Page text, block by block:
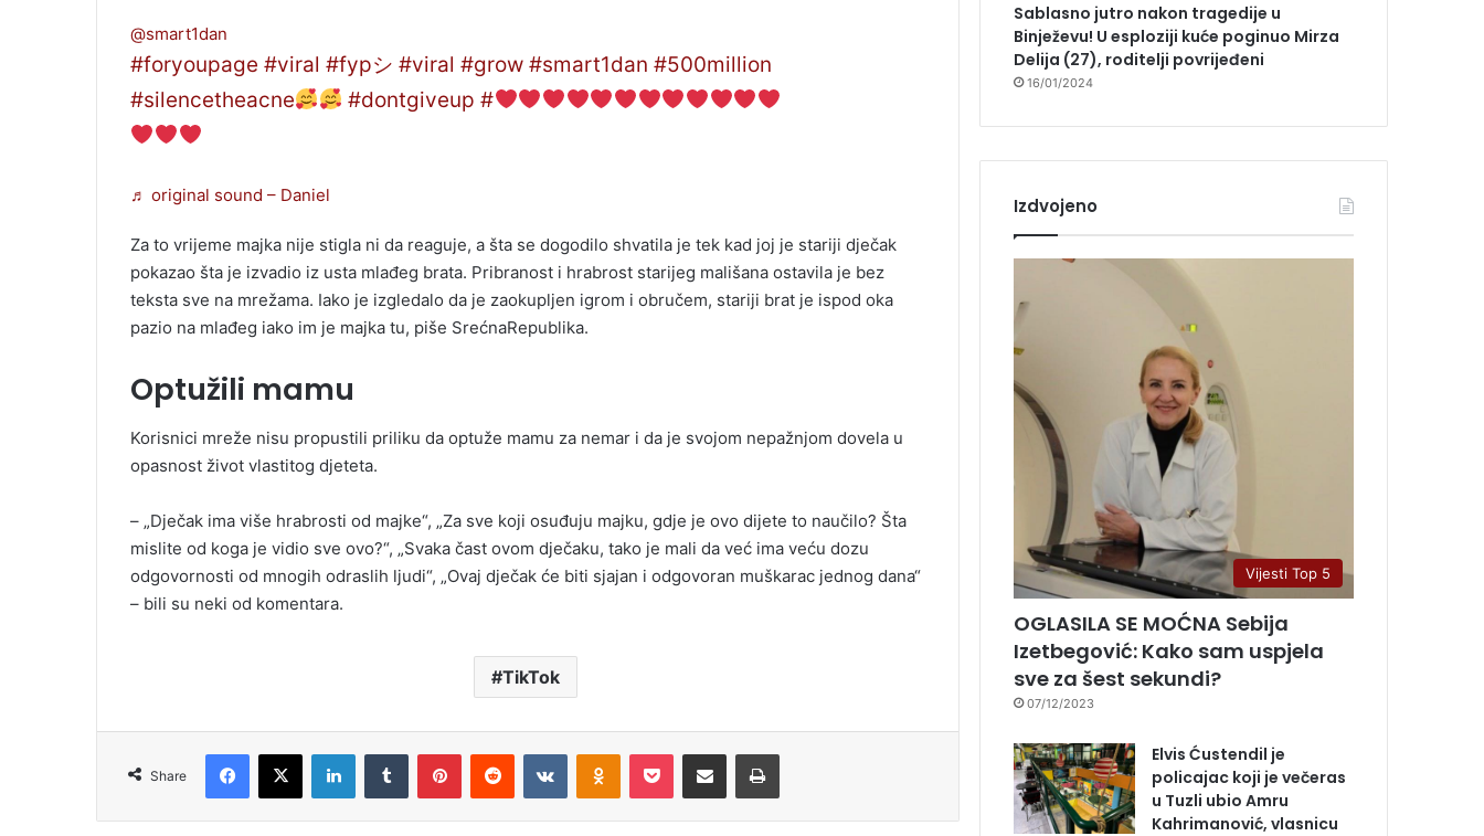
@smart1dan
#foryoupage #viral #fypシ #viral #grow #smart1dan #500million
#silencetheacne
#dontgiveup #
♬ original sound – Daniel
Za to vrijeme majka nije stigla ni da reaguje, a šta se dogodilo shvatila je tek kad joj je stariji dječak
pokazao šta je izvadio iz usta mlađeg brata. Pribranost i hrabrost starijeg mališana ostavila je bez
teksta sve na mrežama. Iako je izgledalo da je zaokupljen igrom i obručem, stariji brat je ispod oka
pazio na mlađeg iako im je majka tu, piše SrećnaRepublika.
Optužili mamu
Korisnici mreže nisu propustili priliku da optuže mamu za nemar i da je svojom nepažnjom dovela u
opasnost život vlastitog djeteta.
– „Dječak ima više hrabrosti od majke“, „Za sve koji osuđuju majku, gdje je ovo dijete to naučilo? Šta
mislite od koga je vidio sve ovo?“, „Svaka čast ovom dječaku, tako je mali da već ima veću dozu
odgovornosti od mnogih odraslih ljudi“, „Ovaj dječak će biti sjajan i odgovoran muškarac jednog dana“
– bili su neki od komentara.
TikTok
Share
Facebook
X LinkedInTumblr PinterestReddit VKontakteOdnoklassniki
Pocket Share via Email Print
Sablasno jutro nakon tragedije u
Binježevu! U esploziji kuće poginuo Mirza
Delija (27), roditelji povrijeđeni
16/01/2024
Izdvojeno
Vijesti Top 5
OGLASILA SE MOĆNA Sebija
Izetbegović: Kako sam uspjela
sve za šest sekundi?
07/12/2023
Elvis Ćustendil je
policajac koji je večeras
u Tuzli ubio Amru
Kahrimanović, vlasnicu